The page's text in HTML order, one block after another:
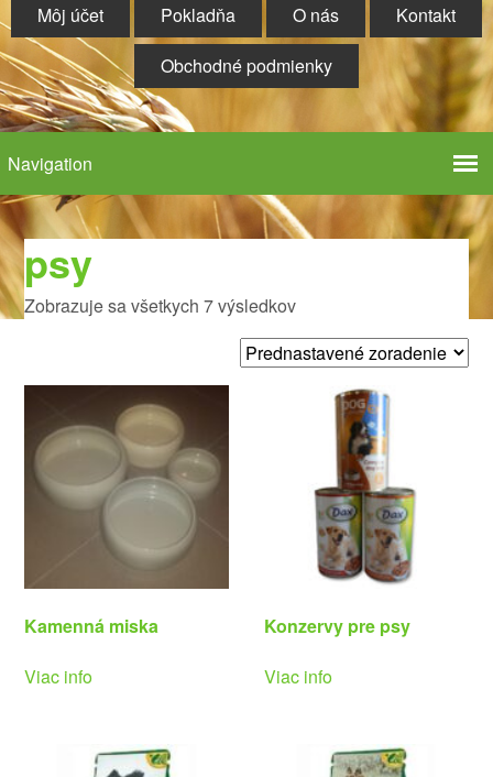
Môj účet Pokladňa O nás
Kontakt
Obchodné podmienky
psy
Zobrazuje sa všetkych 7 výsledkov
Kamenná miska
Viac info
Konzervy pre psy
Viac info